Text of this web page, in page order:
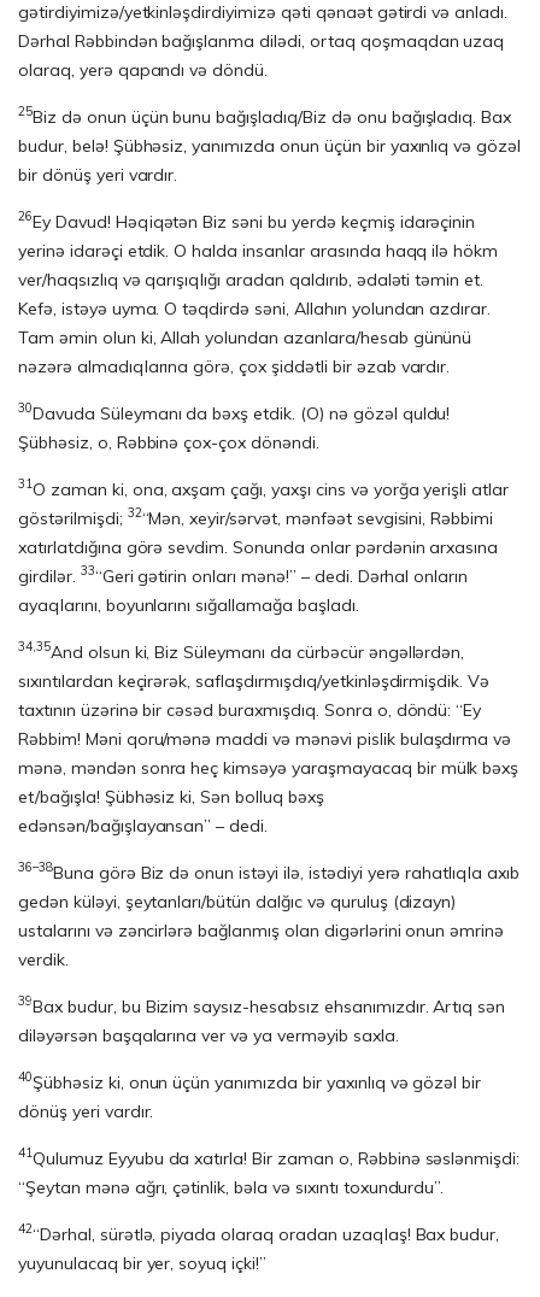
gətirdiyimizə/yetkinləşdirdiyimizə qəti qənaət gətirdi və anladı.
Dərhal Rəbbindən bağışlanma dilədi, ortaq qoşmaqdan uzaq
olaraq, yerə qapandı və döndü.
25Biz də onun üçün bunu bağışladıq/Biz də onu bağışladıq. Bax
budur, belə! Şübhəsiz, yanımızda onun üçün bir yaxınlıq və gözəl
bir dönüş yeri vardır.
26Ey Davud! Həqiqətən Biz səni bu yerdə keçmiş idarəçinin
yerinə idarəçi etdik. O halda insanlar arasında haqq ilə hökm
ver/haqsızlıq və qarışıqlığı aradan qaldırıb, ədaləti təmin et.
Kefə, istəyə uyma. O təqdirdə səni, Allahın yolundan azdırar.
Tam əmin olun ki, Allah yolundan azanlara/hesab gününü
nəzərə almadıqlarına görə, çox şiddətli bir əzab vardır.
30Davuda Süleymanı da bəxş etdik. (O) nə gözəl quldu!
Şübhəsiz, o, Rəbbinə çox-çox dönəndi.
31O zaman ki, ona, axşam çağı, yaxşı cins və yorğa yerişli atlar
göstərilmişdi; 32“Mən, xeyir/sərvət, mənfəət sevgisini, Rəbbimi
xatırlatdığına görə sevdim. Sonunda onlar pərdənin arxasına
girdilər. 33“Geri gətirin onları mənə!” – dedi. Dərhal onların
ayaqlarını, boyunlarını sığallamağa başladı.
34,35And olsun ki, Biz Süleymanı da cürbəcür əngəllərdən,
sıxıntılardan keçirərək, saflaşdırmışdıq/yetkinləşdirmişdik. Və
taxtının üzərinə bir cəsəd buraxmışdıq. Sonra o, döndü: “Ey
Rəbbim! Məni qoru/mənə maddi və mənəvi pislik bulaşdırma və
mənə, məndən sonra heç kimsəyə yaraşmayacaq bir mülk bəxş
et/bağışla! Şübhəsiz ki, Sən bolluq bəxş
edənsən/bağışlayansan” – dedi.
36–38Buna görə Biz də onun istəyi ilə, istədiyi yerə rahatlıqla axıb
gedən küləyi, şeytanları/bütün dalğıc və quruluş (dizayn)
ustalarını və zəncirlərə bağlanmış olan digərlərini onun əmrinə
verdik.
39Bax budur, bu Bizim saysız-hesabsız ehsanımızdır. Artıq sən
diləyərsən başqalarına ver və ya verməyib saxla.
40Şübhəsiz ki, onun üçün yanımızda bir yaxınlıq və gözəl bir
dönüş yeri vardır.
41Qulumuz Eyyubu da xatırla! Bir zaman o, Rəbbinə səslənmişdi:
“Şeytan mənə ağrı, çətinlik, bəla və sıxıntı toxundurdu”.
42“Dərhal, sürətlə, piyada olaraq oradan uzaqlaş! Bax budur,
yuyunulacaq bir yer, soyuq içki!”